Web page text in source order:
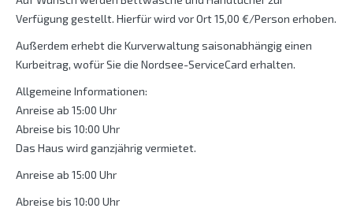
Verfügung gestellt. Hierfür wird vor Ort 15,00 €/Person erhoben.
Außerdem erhebt die Kurverwaltung saisonabhängig einen
Kurbeitrag, wofür Sie die Nordsee-ServiceCard erhalten.
Allgemeine Informationen:
Anreise ab 15:00 Uhr
Abreise bis 10:00 Uhr
Das Haus wird ganzjährig vermietet.
Anreise ab 15:00 Uhr
Abreise bis 10:00 Uhr